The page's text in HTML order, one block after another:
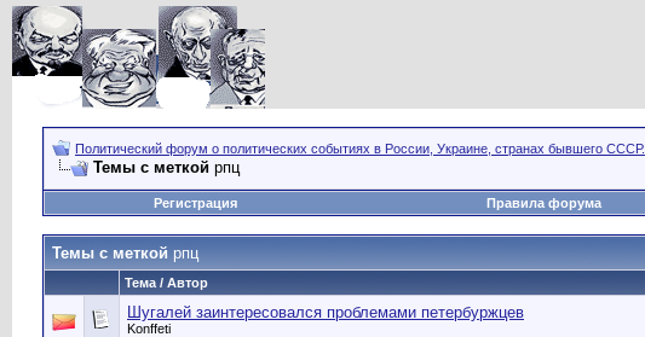
Политический форум о политических событиях в России, Украине, странах бывшего СССР.
Темы с меткой рпц
Регистрация Правила форума
Темы с меткой рпц
Тема / Автор
Шугалей заинтересовался проблемами петербуржцев
Konffeti